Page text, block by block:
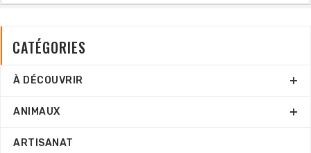
CATÉGORIES
À DÉCOUVRIR
ANIMAUX
ARTISANAT